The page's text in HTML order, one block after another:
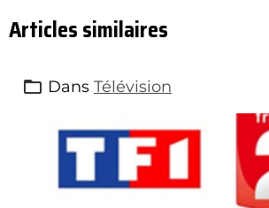
Articles similaires
Dans Télévision